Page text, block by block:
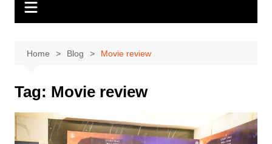
Home Blog Movie review
Tag: Movie review